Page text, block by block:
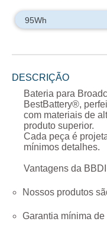
DESCRIÇÃO
Bateria para
BestBattery®,
com materiais de
produto superior.
Cada peça é
mínimos detalhes.
Vantagens da
Nossos produtos
Garantia mínima de